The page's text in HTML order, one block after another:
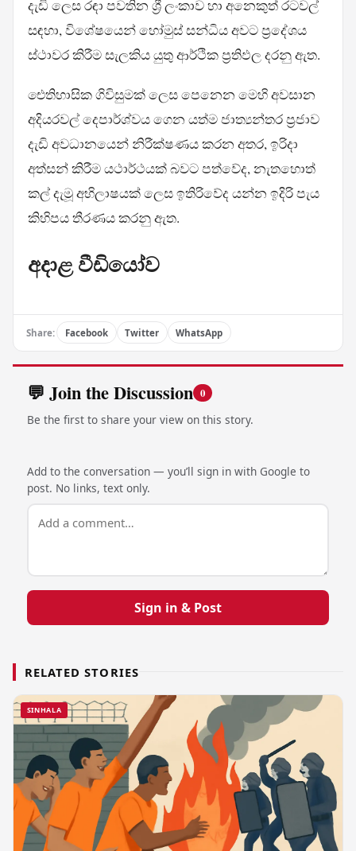
දැඩි ලෙස රඳා පවතින ශ්‍රී ලංකාව හා අනෙකුත් රටවල්
සඳහා, විශේෂයෙන් හෝමුස් සන්ධිය අවට ප්‍රදේශය
ස්ථාවර කිරීම සැලකිය යුතු ආර්ථික ප්‍රතිඵල දරනු ඇත.
ඓතිහාසික ගිවිසුමක් ලෙස පෙනෙන මෙහි අවසාන
අදියරවල් දෙපාර්ශ්වය ගෙන යත්ම ජාත්‍යන්තර ප්‍රජාව
දැඩි අවධානයෙන් නිරීක්ෂණය කරන අතර, ඉරිදා
අත්සන් කිරීම යථාර්ථයක් බවට පත්වේද, නැතහොත්
කල් දැමූ අභිලාෂයක් ලෙස ඉතිරිවේද යන්න ඉදිරි පැය
කිහිපය තීරණය කරනු ඇත.
අදාළ වීඩියෝව
Share: Facebook Twitter WhatsApp
💬 Join the Discussion 0
Be the first to share your view on this story.
Add to the conversation — you’ll sign in with Google to
post. No links, text only.
Sign in & Post
RELATED STORIES
SINHALA